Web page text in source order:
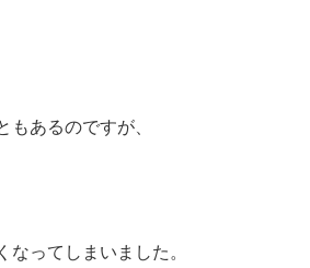
もあるのですが、
なってしまいました。